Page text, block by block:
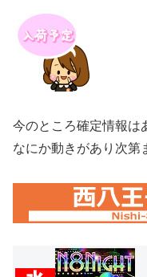
今のところ確定情報は
なにか動きがあり次第